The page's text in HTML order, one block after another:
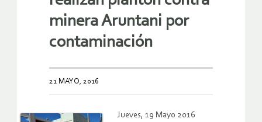
minera Aruntani por
contaminación
21 MAYO, 2016
Jueves, 19 Mayo 2016